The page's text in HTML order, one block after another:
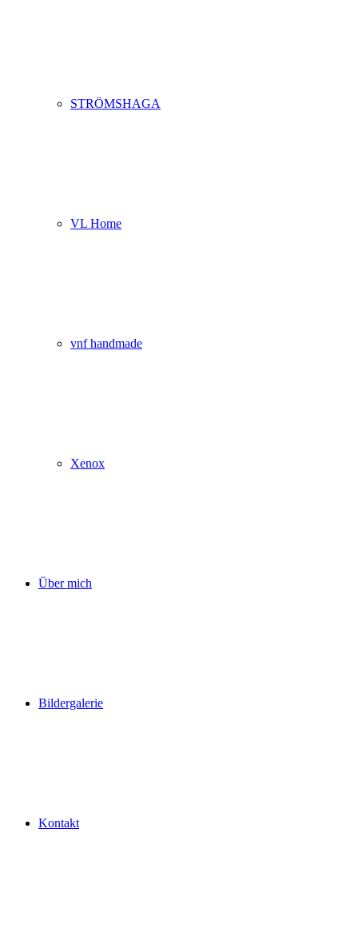
STRÖMSHAGA
VL Home
vnf handmade
Xenox
Über mich
Bildergalerie
Kontakt